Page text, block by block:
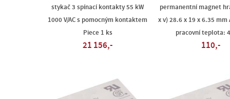
stykač 3 spínací kontakty 55 kW
1000 V/AC s pomocným kontaktem
Piece 1 ks
21 156,-
permanentní magnet
x v) 28.6 x 19 x 6.35 mm
pracovní teplota:
110,-